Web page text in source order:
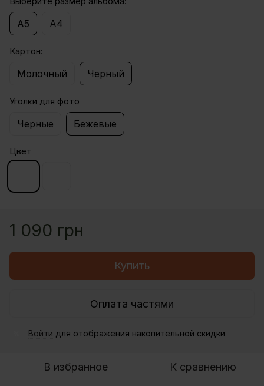
А5 А4
Картон:
Молочный Черный
Уголки для фото
Черные Бежевые
Цвет
1 090 грн
Купить
Оплата частями
Войти для отображения накопительной скидки
В избранное К сравнению